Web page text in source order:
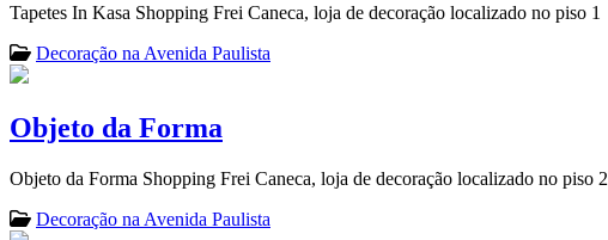
Tapetes In Kasa Shopping Frei Caneca, loja de decoração localizado no piso 1
Decoração na Avenida Paulista
Objeto da Forma
Objeto da Forma Shopping Frei Caneca, loja de decoração localizado no piso 2
Decoração na Avenida Paulista